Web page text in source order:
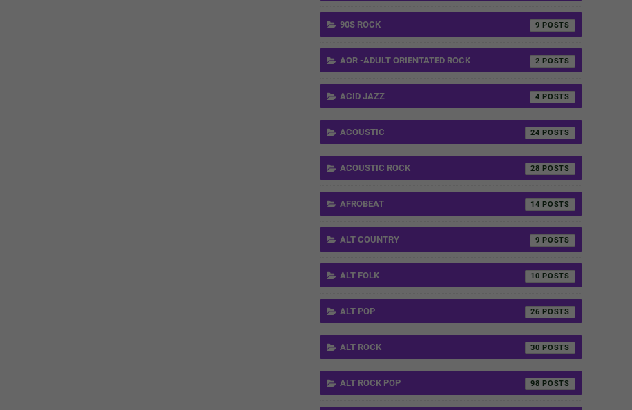
90S ROCK 9
AOR -ADULT ORIENTATED ROCK 2
ACID JAZZ 4
ACOUSTIC 24
ACOUSTIC ROCK 28
AFROBEAT 14
ALT COUNTRY 9
ALT FOLK 10
ALT POP 26
ALT ROCK 30
ALT ROCK POP 98